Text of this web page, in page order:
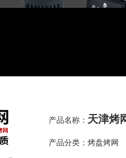
产品名称： 天津烤
产品分类： 烤盘烤网